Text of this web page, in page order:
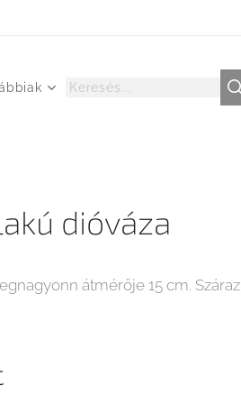
dióváza
átmérője 15 cm. Száraz